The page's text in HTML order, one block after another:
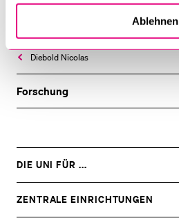
Ablehnen
Diebold Nicolas
Forschung
DIE UNI FÜR ...
ZEIGE
DAS
UNTERMENÜ
ZENTRALE EINRICHTUNGEN
ZEIGE
DAS